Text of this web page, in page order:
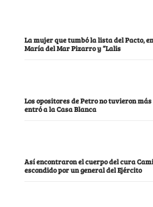
La mujer que tumbó la lista del Pacto,
María del Mar Pizarro y “Lalis
Los opositores de Petro no tuvieron
entró a la Casa Blanca
Así encontraron el cuerpo del cura
escondido por un general del Ejército